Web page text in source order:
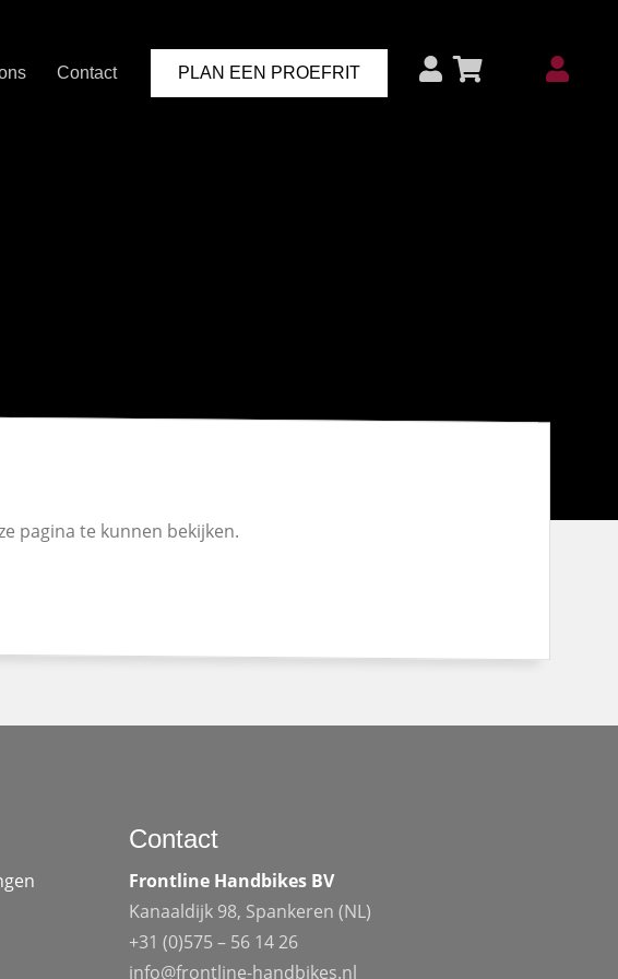
Contact PLAN EEN PROEFRIT
pagina te kunnen bekijken.
Contact
Frontline Handbikes BV
Kanaaldijk 98, Spankeren (NL)
+31 (0)575 – 56 14 26
info@frontline-handbikes.nl